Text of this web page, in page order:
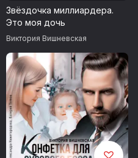
Звёздочка миллиардера.
Это моя дочь
Виктория Вишневская